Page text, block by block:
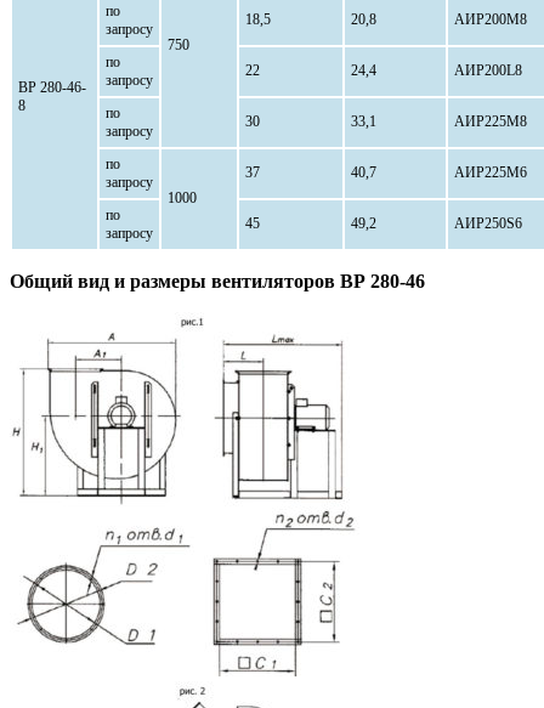
ВР 280-46-
8
750
по
запросу
18,5 20,8 АИР200М8
по
запросу
22 24,4 АИР200L8
по
запросу
30 33,1 АИР225М8
по
запросу
1000
37 40,7 АИР225М6
по
запросу
45 49,2 АИР250S6
Общий вид и размеры вентиляторов ВР 280-46